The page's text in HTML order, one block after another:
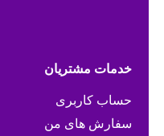
خدمات مشتریان
حساب کاربری
سفارش های من